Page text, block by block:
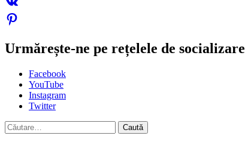
Urmărește-ne pe rețelele de socializare
Facebook
YouTube
Instagram
Twitter
Caută
după: